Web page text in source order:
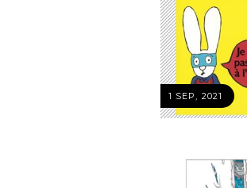
1 SEP, 2021